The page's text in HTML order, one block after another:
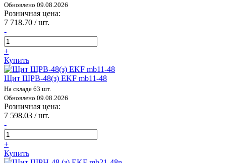
Обновлено 09.08.2026
Розничная цена:
7 718.70 / шт.
-
+
Купить
Щит ЩРВ-48(з) EKF mb11-48
На складе 63 шт.
Обновлено 09.08.2026
Розничная цена:
7 598.03 / шт.
-
+
Купить